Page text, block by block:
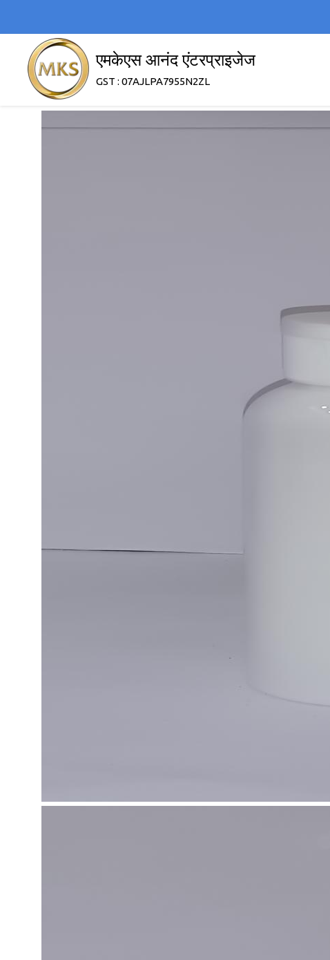
एमकेएस आनंद एंटरप्राइजेज
GST : 07AJLPA7955N2ZL